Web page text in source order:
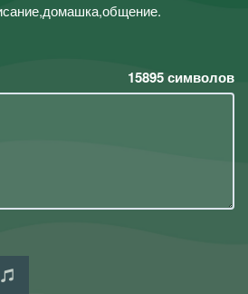
15895символов